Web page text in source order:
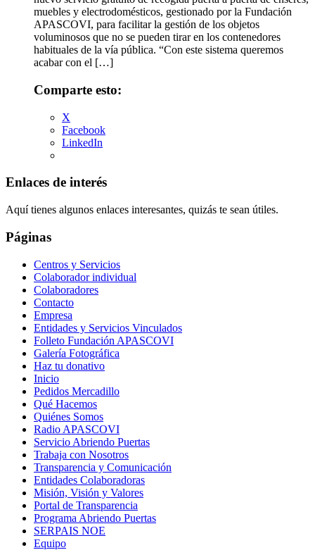
muebles y electrodomésticos, gestionado por la Fundación
APASCOVI, para facilitar la gestión de los objetos
voluminosos que no se pueden tirar en los contenedores
habituales de la vía pública. “Con este sistema queremos
acabar con el […]
Comparte esto:
X
Facebook
LinkedIn
Enlaces de interés
Aquí tienes algunos enlaces interesantes, quizás te sean útiles.
Páginas
Centros y Servicios
Colaborador individual
Colaboradores
Contacto
Empresa
Entidades y Servicios Vinculados
Folleto Fundación APASCOVI
Galería Fotográfica
Haz tu donativo
Inicio
Pedidos Mercadillo
Qué Hacemos
Quiénes Somos
Radio APASCOVI
Servicio Abriendo Puertas
Trabaja con Nosotros
Transparencia y Comunicación
Entidades Colaboradoras
Misión, Visión y Valores
Portal de Transparencia
Programa Abriendo Puertas
SERPAIS NOE
Equipo